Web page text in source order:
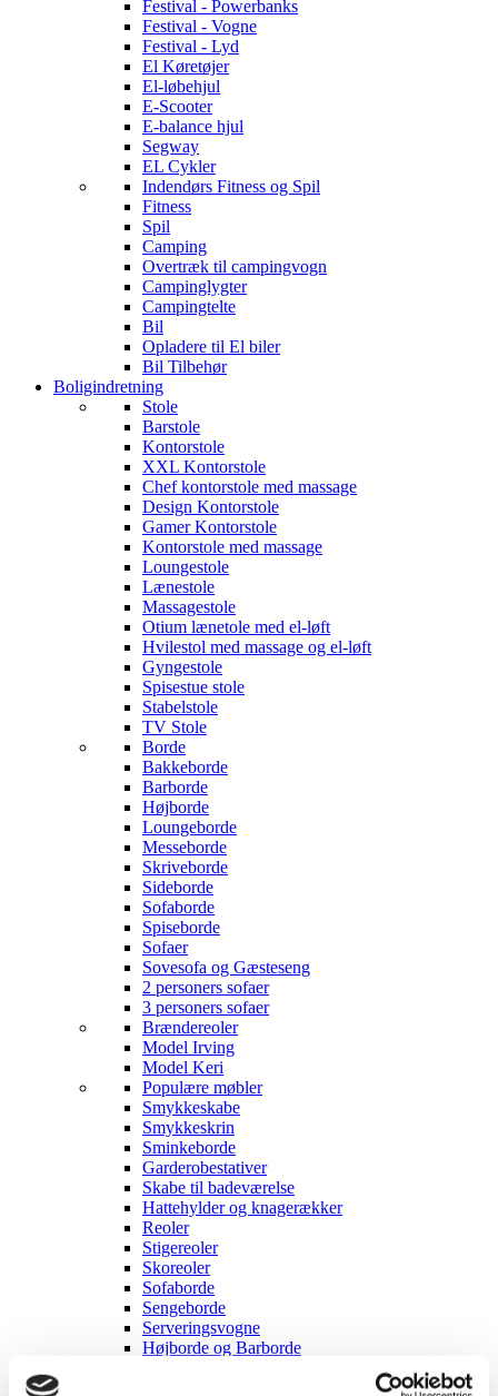
Festival - Powerbanks
Festival - Vogne
Festival - Lyd
El Køretøjer
El-løbehjul
E-Scooter
E-balance hjul
Segway
EL Cykler
Indendørs Fitness og Spil
Fitness
Spil
Camping
Overtræk til campingvogn
Campinglygter
Campingtelte
Bil
Opladere til El biler
Bil Tilbehør
Boligindretning
Stole
Barstole
Kontorstole
XXL Kontorstole
Chef kontorstole med massage
Design Kontorstole
Gamer Kontorstole
Kontorstole med massage
Loungestole
Lænestole
Massagestole
Otium lænetole med el-løft
Hvilestol med massage og el-løft
Gyngestole
Spisestue stole
Stabelstole
TV Stole
Borde
Bakkeborde
Barborde
Højborde
Loungeborde
Messeborde
Skriveborde
Sideborde
Sofaborde
Spiseborde
Sofaer
Sovesofa og Gæsteseng
2 personers sofaer
3 personers sofaer
Brændereoler
Model Irving
Model Keri
Populære møbler
Smykkeskabe
Smykkeskrin
Sminkeborde
Garderobestativer
Skabe til badeværelse
Hattehylder og knagerækker
Reoler
Stigereoler
Skoreoler
Sofaborde
Sengeborde
Serveringsvogne
Højborde og Barborde